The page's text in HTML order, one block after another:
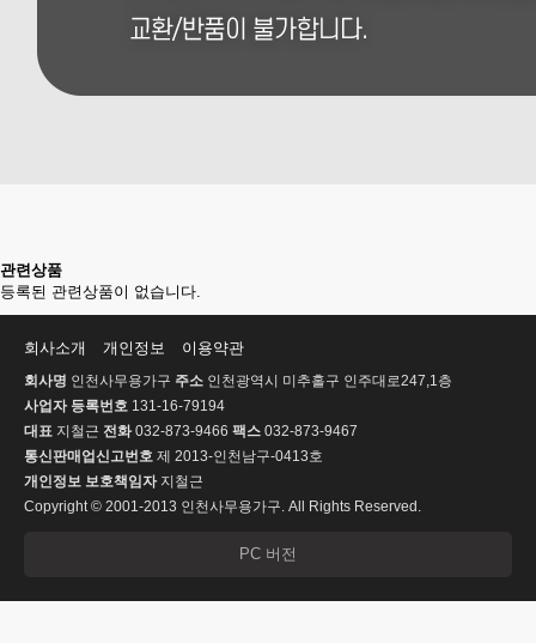
관련상품
등록된 관련상품이 없습니다.
회사소개 개인정보 이용약관
회사명 인천사무용가구 주소 인천광역시 미추홀구 인주대로247,1층
사업자 등록번호 131-16-79194
대표 지철근 전화032-873-9466 팩스 032-873-9467
통신판매업신고번호 제 2013-인천남구-0413호
개인정보 보호책임자지철근
Copyright © 2001-2013 인천사무용가구. All Rights Reserved.
PC 버전